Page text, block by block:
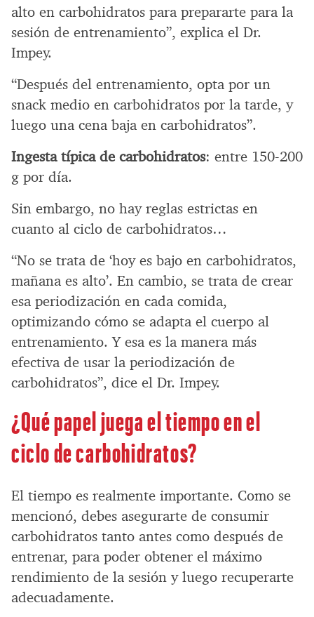
alto en carbohidratos para prepararte para la
sesión de entrenamiento”, explica el Dr.
Impey.
“Después del entrenamiento, opta por un
snack medio en carbohidratos por la tarde, y
luego una cena baja en carbohidratos”.
Ingesta típica de carbohidratos: entre 150-200
g por día.
Sin embargo, no hay reglas estrictas en
cuanto al ciclo de carbohidratos…
“No se trata de ‘hoy es bajo en carbohidratos,
mañana es alto’. En cambio, se trata de crear
esa periodización en cada comida,
optimizando cómo se adapta el cuerpo al
entrenamiento. Y esa es la manera más
efectiva de usar la periodización de
carbohidratos”, dice el Dr. Impey.
¿Qué papel juega el tiempo en el
ciclo de carbohidratos?
El tiempo es realmente importante. Como se
mencionó, debes asegurarte de consumir
carbohidratos tanto antes como después de
entrenar, para poder obtener el máximo
rendimiento de la sesión y luego recuperarte
adecuadamente.